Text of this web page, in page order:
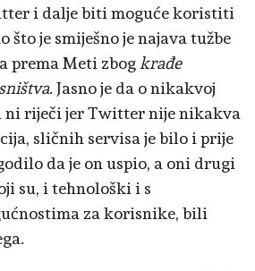
i dalje biti moguće koristiti
što je smiješno je najava tužbe
prema Meti zbog krađe
. Jasno je da o nikakvoj
ni riječi jer Twitter nije nikakva
sličnih servisa je bilo i prije
da je on uspio, a oni drugi
su, i tehnološki i s
za korisnike, bili